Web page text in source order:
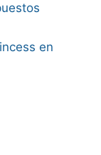
en